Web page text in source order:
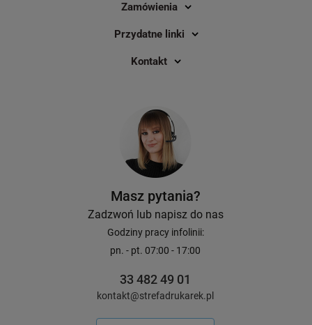
DO KOSZYKA
Zamówienia
Przydatne linki
Kontakt
Masz pytania?
Zadzwoń lub napisz do nas
Godziny pracy infolinii:
pn. - pt. 07:00 - 17:00
33 482 49 01
kontakt@strefadrukarek.pl